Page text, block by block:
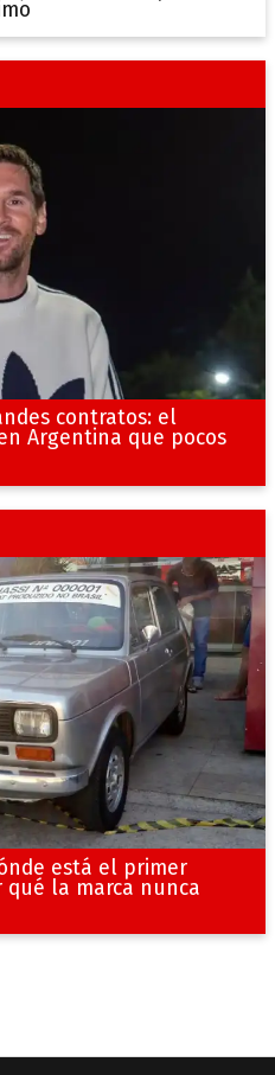
contratos: el
Argentina que pocos
está el primer
la marca nunca